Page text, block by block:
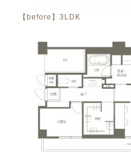
【before】3LDK